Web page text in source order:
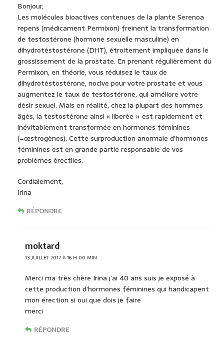
Bonjour,
Les molécules bioactives contenues de la plante Serenoa
repens (médicament Permixon) freinent la transformation
de testostérone (hormone sexuelle masculine) en
dihydrotéstostérone (DHT), étroitement impliquée dans le
grossissement de la prostate. En prenant régulièrement du
Permixon, en théorie, vous réduisez le taux de
dihydrotéstostérone, nocive pour votre prostate et vous
augmentez le taux de testostérone, qui améliore votre
désir sexuel. Mais en réalité, chez la plupart des hommes
âgés, la testostérone ainsi « liberée » est rapidement et
inévitablement transformée en hormones féminines
(=œstrogènes). Cette surproduction anormale d’hormones
féminines est en grande partie responsable de vos
problèmes érectiles.
Cordialement,
Irina
RÉPONDRE
moktard
13 JUILLET 2017 À 16 H 00 MIN
Merci ma très chère Irina j’ai 40 ans suis je exposé à
cette production d’hormones féminines qui handicapent
mon érection si oui que dois je faire
merci
RÉPONDRE